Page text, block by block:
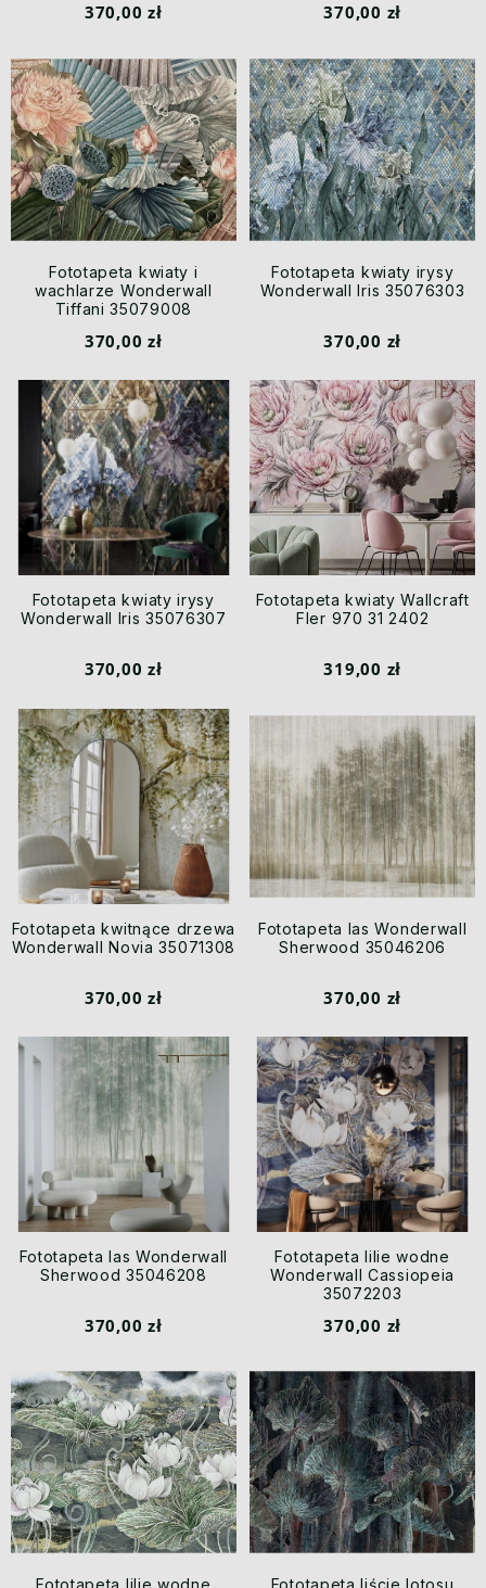
370,00 zł 370,00 zł
Fototapeta kwiaty i
wachlarze Wonderwall
Tiffani 35079008
370,00 zł
Fototapeta kwiaty irysy
Wonderwall Iris 35076303
370,00 zł
Fototapeta kwiaty irysy
Wonderwall Iris 35076307
370,00 zł
Fototapeta kwiaty Wallcraft
Fler 970 31 2402
319,00 zł
Fototapeta kwitnące drzewa
Wonderwall Novia 35071308
370,00 zł
Fototapeta las Wonderwall
Sherwood 35046206
370,00 zł
Fototapeta las Wonderwall
Sherwood 35046208
370,00 zł
Fototapeta lilie wodne
Wonderwall Cassiopeia
35072203
370,00 zł